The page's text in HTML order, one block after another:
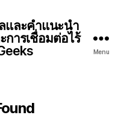
และคำแนะนำ
การเชื่อมต่อไร้
Menu